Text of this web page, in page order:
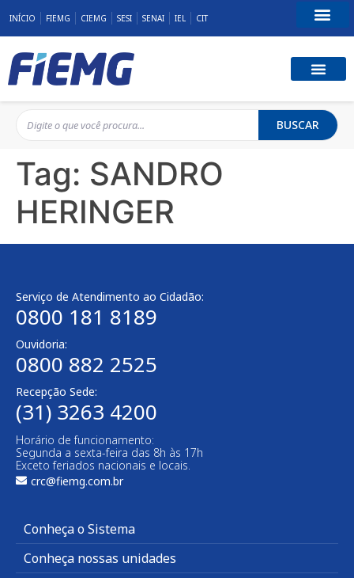
INÍCIO FIEMG CIEMG SESI SENAI IEL CIT
BUSCAR
Tag: SANDRO
HERINGER
Serviço de Atendimento ao Cidadão:
0800 181 8189
Ouvidoria:
0800 882 2525
Recepção Sede:
(31) 3263 4200
Horário de funcionamento:
Segunda a sexta-feira das 8h às 17h
Exceto feriados nacionais e locais.
crc@fiemg.com.br
Conheça o Sistema
Conheça nossas unidades